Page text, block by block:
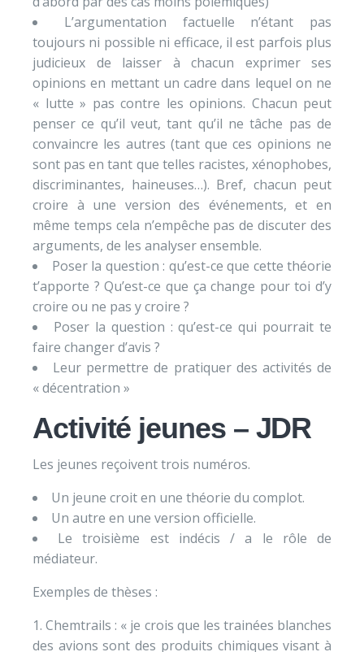
L’argumentation factuelle n’étant pas
toujours ni possible ni efficace, il est parfois plus
judicieux de laisser à chacun exprimer ses
opinions en mettant un cadre dans lequel on ne
« lutte » pas contre les opinions. Chacun peut
penser ce qu’il veut, tant qu’il ne tâche pas de
convaincre les autres (tant que ces opinions ne
sont pas en tant que telles racistes, xénophobes,
discriminantes, haineuses…). Bref, chacun peut
croire à une version des événements, et en
même temps cela n’empêche pas de discuter des
arguments, de les analyser ensemble.
Poser la question : qu’est-ce que cette théorie
t’apporte ? Qu’est-ce que ça change pour toi d’y
croire ou ne pas y croire ?
Poser la question : qu’est-ce qui pourrait te
faire changer d’avis ?
Leur permettre de pratiquer des activités de
« décentration »
Activité jeunes – JDR
Les jeunes reçoivent trois numéros.
Un jeune croit en une théorie du complot.
Un autre en une version officielle.
Le troisième est indécis / a le rôle de
médiateur.
Exemples de thèses :
Chemtrails : « je crois que les trainées blanches
des avions sont des produits chimiques visant à